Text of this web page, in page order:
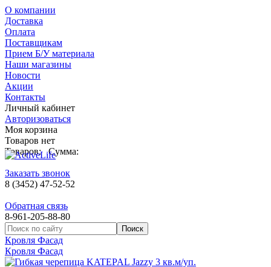
О компании
Доставка
Оплата
Поставщикам
Прием Б/У материала
Наши магазины
Новости
Акции
Контакты
Личный кабинет
Авторизоваться
Моя корзина
Товаров нет
Товаров: Сумма:
Заказать звонок
8 (3452) 47-52-52
Обратная связь
8-961-205-88-80
Кровля Фасад
Кровля Фасад